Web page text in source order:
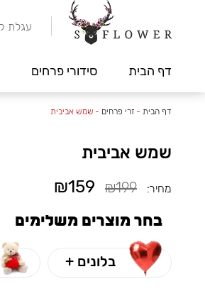
עגלת
דף הבית סידורי פרחים
דף הבית - זרי פרחים - שמש אביבית
שמש אביבית
מחיר: ₪199
₪159
בחר מוצרים משלימים
בלונים +